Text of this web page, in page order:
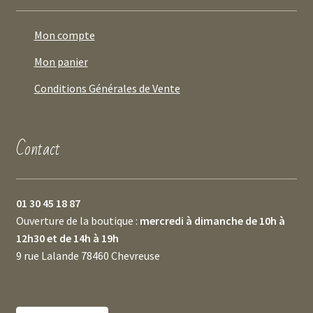
Mon compte
Mon panier
Conditions Générales de Vente
Contact
01 30 45 18 87
Ouverture de la boutique : mercredi à dimanche de 10h à
12h30 et de 14h à 19h
9 rue Lalande 78460 Chevreuse